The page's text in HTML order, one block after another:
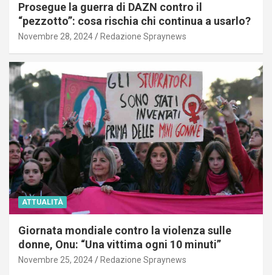
Prosegue la guerra di DAZN contro il
“pezzotto”: cosa rischia chi continua a usarlo?
Novembre 28, 2024 Redazione Spraynews
ATTUALITÀ
Giornata mondiale contro la violenza sulle
donne, Onu: “Una vittima ogni 10 minuti”
Novembre 25, 2024 Redazione Spraynews